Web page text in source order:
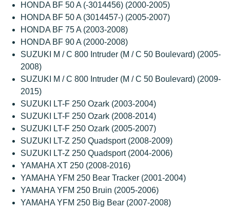
HONDA BF 50 A (-3014456) (2000-2005)
HONDA BF 50 A (3014457-) (2005-2007)
HONDA BF 75 A (2003-2008)
HONDA BF 90 A (2000-2008)
SUZUKI M / C 800 Intruder (M / C 50 Boulevard) (2005-
2008)
SUZUKI M / C 800 Intruder (M / C 50 Boulevard) (2009-
2015)
SUZUKI LT-F 250 Ozark (2003-2004)
SUZUKI LT-F 250 Ozark (2008-2014)
SUZUKI LT-F 250 Ozark (2005-2007)
SUZUKI LT-Z 250 Quadsport (2008-2009)
SUZUKI LT-Z 250 Quadsport (2004-2006)
YAMAHA XT 250 (2008-2016)
YAMAHA YFM 250 Bear Tracker (2001-2004)
YAMAHA YFM 250 Bruin (2005-2006)
YAMAHA YFM 250 Big Bear (2007-2008)